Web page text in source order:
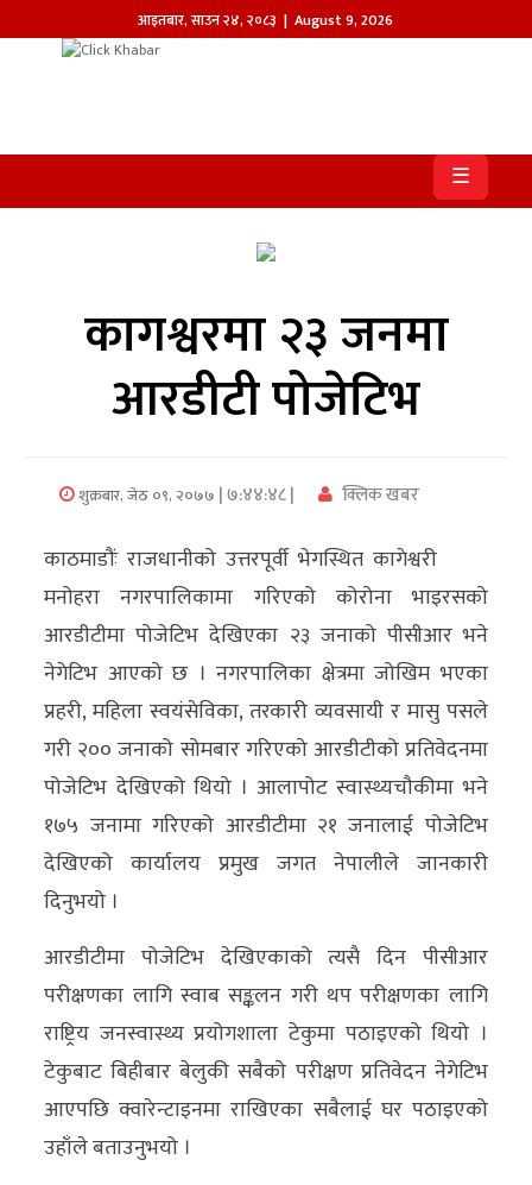
आइतबार,साउन२४,२०८३ | August 9, 2026
खबर
समाज
आजको
सम्पादकीय
अर्थ/
वाणिज्य
मनाेरञ्जन
विज्ञान
प्रविधि
अन्तरर्वार्ता
विचार/
ब्लग
खेलकुद
रोचक
अन्य
क्लिक
☰
कागश्वरमा २३ जनमा
आरडीटी पोजेटिभ
शुक्रबार, जेठ ०९, २०७७ | ७:४४:४८ | क्लिक खबर
काठमाडौंः राजधानीको उत्तरपूर्वी भेगस्थित कागेश्वरी
मनोहरा नगरपालिकामा गरिएको कोरोना भाइरसको
आरडीटीमा पोजेटिभ देखिएका २३ जनाको पीसीआर भने
नेगेटिभ आएको छ । नगरपालिका क्षेत्रमा जोखिम भएका
प्रहरी, महिला स्वयंसेविका, तरकारी व्यवसायी र मासु पसले
गरी २०० जनाको सोमबार गरिएको आरडीटीको प्रतिवेदनमा
पोजेटिभ देखिएको थियो । आलापोट स्वास्थ्यचौकीमा भने
१७५ जनामा गरिएको आरडीटीमा २१ जनालाई पोजेटिभ
देखिएको कार्यालय प्रमुख जगत नेपालीले जानकारी
दिनुभयो ।
आरडीटीमा पोजेटिभ देखिएकाको त्यसै दिन पीसीआर
परीक्षणका लागि स्वाब सङ्कलन गरी थप परीक्षणका लागि
राष्ट्रिय जनस्वास्थ्य प्रयोगशाला टेकुमा पठाइएको थियो ।
टेकुबाट बिहीबार बेलुकी सबैको परीक्षण प्रतिवेदन नेगेटिभ
आएपछि क्वारेन्टाइनमा राखिएका सबैलाई घर पठाइएको
उहाँले बताउनुभयो ।